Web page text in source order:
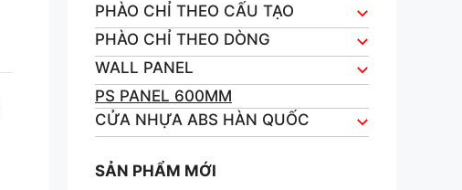
PHÀO CHỈ THEO CẤU TẠO
PHÀO CHỈ THEO DÒNG
WALL PANEL
PS PANEL 600MM
CỬA NHỰA ABS HÀN QUỐC
SẢN PHẨM MỚI